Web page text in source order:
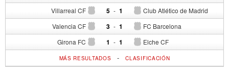
Villarreal CF 5 - Club Atlético de Madrid
1
Valencia CF 3 - FC Barcelona
1
Girona FC 1 - Elche CF
1
MÁS RESULTADOS -CLASIFICACIÓN